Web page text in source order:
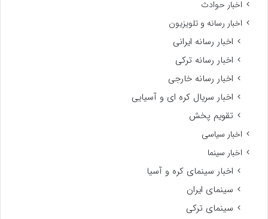
اخبار حوادث
اخبار رسانه و تلویزیون
اخبار رسانه ایرانی
اخبار رسانه ترکی
اخبار رسانه خارجی
اخبار سریال کره ای و آسیایی
تقویم پخش
اخبار سیاسی
اخبار سینما
اخبار سینمای کره و آسیا
سینمای ایران
سینمای ترکی